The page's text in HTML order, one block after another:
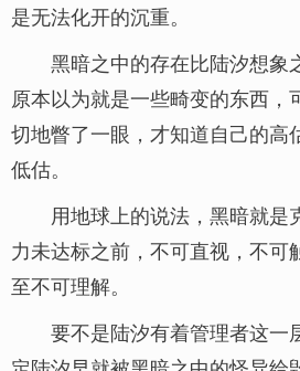
是无法化开的沉重。
黑暗之中的存在比陆汐想象
原本以为就是一些畸变的东西，
切地瞥了一眼，才知道自己的高
低估。
用地球上的说法，黑暗就是
力未达标之前，不可直视，不可
至不可理解。
要不是陆汐有着管理者这一